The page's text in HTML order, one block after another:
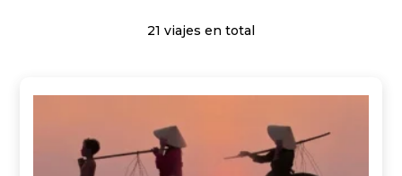
21 viajes en total